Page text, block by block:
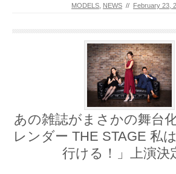
MODELS NEWS // February 23,
あの雑誌がまさかの舞台
レンダー THE STAGE 私
行ける！」上演決